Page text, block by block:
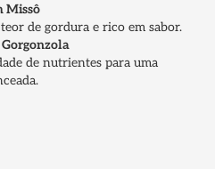
Missô
de gordura e rico em sabor.
de nutrientes para uma